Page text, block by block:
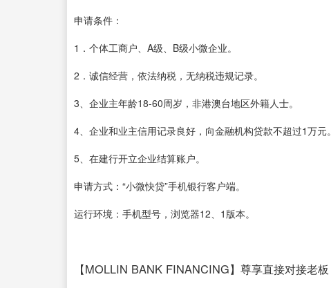
申请条件：
1．个体工商户、A级、B级小微企业。
2．诚信经营，依法纳税，无纳税违规记录。
3、企业主年龄18-60周岁，非港澳台地区外籍人士。
4、企业和业主信用记录良好，向金融机构贷款不超过1万元。
5、在建行开立企业结算账户。
申请方式：“小微快贷”手机银行客户端。
运行环境：手机型号，浏览器12、1版本。
【MOLLIN BANK FINANCING】尊享直接对接老板